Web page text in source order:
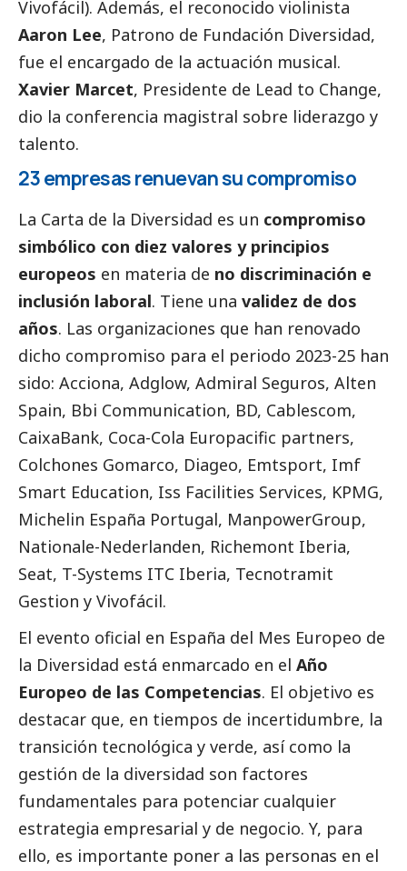
Vivofácil). Además, el reconocido violinista
Aaron Lee, Patrono de Fundación Diversidad,
fue el encargado de la actuación musical.
Xavier Marcet, Presidente de Lead to Change,
dio la conferencia magistral sobre liderazgo y
talento.
23 empresas renuevan su compromiso
La Carta de la Diversidad es un compromiso
simbólico con diez valores y principios
europeos en materia de no discriminación e
inclusión laboral. Tiene una validez de dos
años. Las organizaciones que han renovado
dicho compromiso para el periodo 2023-25 han
sido: Acciona, Adglow, Admiral Seguros, Alten
Spain, Bbi Communication, BD, Cablescom,
CaixaBank, Coca-Cola Europacific partners,
Colchones Gomarco, Diageo, Emtsport, Imf
Smart Education, Iss Facilities Services, KPMG,
Michelin España Portugal, ManpowerGroup,
Nationale-Nederlanden, Richemont Iberia,
Seat, T-Systems ITC Iberia, Tecnotramit
Gestion y Vivofácil.
El evento oficial en España del Mes Europeo de
la Diversidad está enmarcado en el Año
Europeo de las Competencias. El objetivo es
destacar que, en tiempos de incertidumbre, la
transición tecnológica y verde, así como la
gestión de la diversidad son factores
fundamentales para potenciar cualquier
estrategia empresarial y de negocio. Y, para
ello, es importante poner a las personas en el